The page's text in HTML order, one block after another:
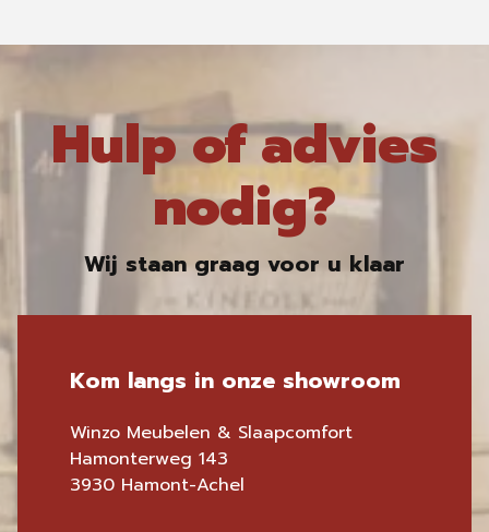
Hulp of advies
nodig?
Wij staan graag voor u klaar
Kom langs in onze showroom
Winzo Meubelen & Slaapcomfort
Hamonterweg 143
3930 Hamont-Achel